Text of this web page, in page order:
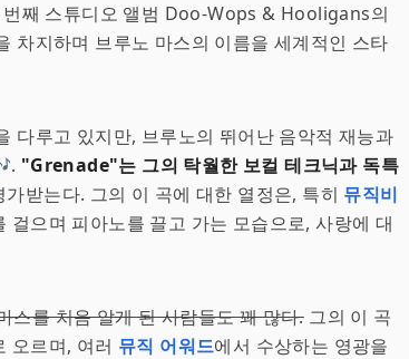
째 스튜디오 앨범 Doo-Wops & Hooligans의
차지하며 브루노 마스의 이름을 세계적인 스타
다루고 있지만, 브루노의 뛰어난 음악적 재능과
"Grenade"는 그의 탁월한 보컬 테크닉과 독특
받는다. 그의 이 곡에 대한 열정은, 특히 뮤직비
걸으며 피아노를 끌고 가는 모습으로, 사랑에 대
를 처음 알게 된 사람들도 꽤 많다.그의 이 곡
오르며, 여러 뮤직 어워드에서 수상하는 영광을